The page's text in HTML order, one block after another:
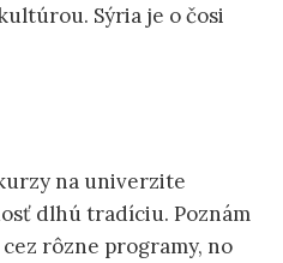
Sýria je o čosi
na univerzite
dlhú tradíciu. Poznám
rôzne programy, no